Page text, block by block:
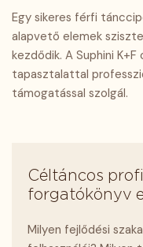
Egy sikeres férfi
alapvető elemek
kezdődik. A Suphini
tapasztalattal
támogatással szolgál.
Céltáncos
forgatókönyv
Milyen fejlődési